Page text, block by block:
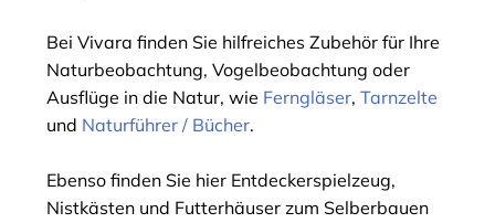
Bei Vivara finden Sie hilfreiches Zubehör für Ihre
Naturbeobachtung, Vogelbeobachtung oder
Ausflüge in die Natur, wie Ferngläser, Tarnzelte
und Naturführer / Bücher.
Ebenso finden Sie hier Entdeckerspielzeug,
Nistkästen und Futterhäuser zum Selberbauen